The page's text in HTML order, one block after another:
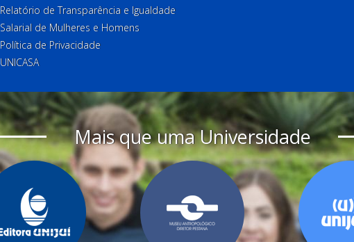
Relatório de Transparência e Igualdade
Salarial de Mulheres e Homens
Política de Privacidade
UNICASA
Mais que uma Universidade